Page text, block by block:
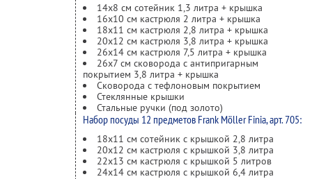
14х8 см сотейник 1,3 литра + крышка
16х10 см кастрюля 2 литра + крышка
18х11 см кастрюля 2,8 литра + крышка
20х12 см кастрюля 3,8 литра + крышка
26х14 см кастрюля 7,5 литра + крышка
26х7 см сковорода с антипригарным
покрытием 3,8 литра + крышка
Сковорода с тефлоновым покрытием
Стеклянные крышки
Стальные ручки (под золото)
Набор посуды 12 предметов Frank Möller Finia, арт. 705:
18х11 см сотейник с крышкой 2,8 литра
20х12 см кастрюля с крышкой 3,8 литра
22х13 см кастрюля с крышкой 5 литров
24х14 см кастрюля с крышкой 6,4 литра